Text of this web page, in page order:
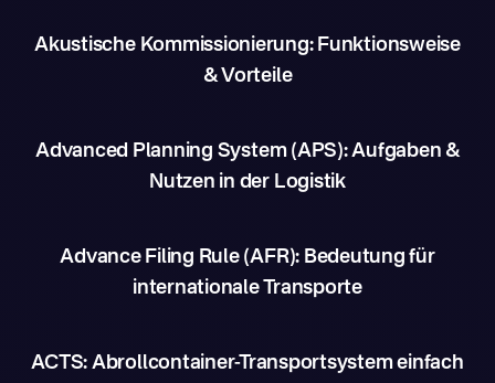
Akustische Kommissionierung: Funktionsweise
& Vorteile
Advanced Planning System (APS): Aufgaben &
Nutzen in der Logistik
Advance Filing Rule (AFR): Bedeutung für
internationale Transporte
ACTS: Abrollcontainer-Transportsystem einfach